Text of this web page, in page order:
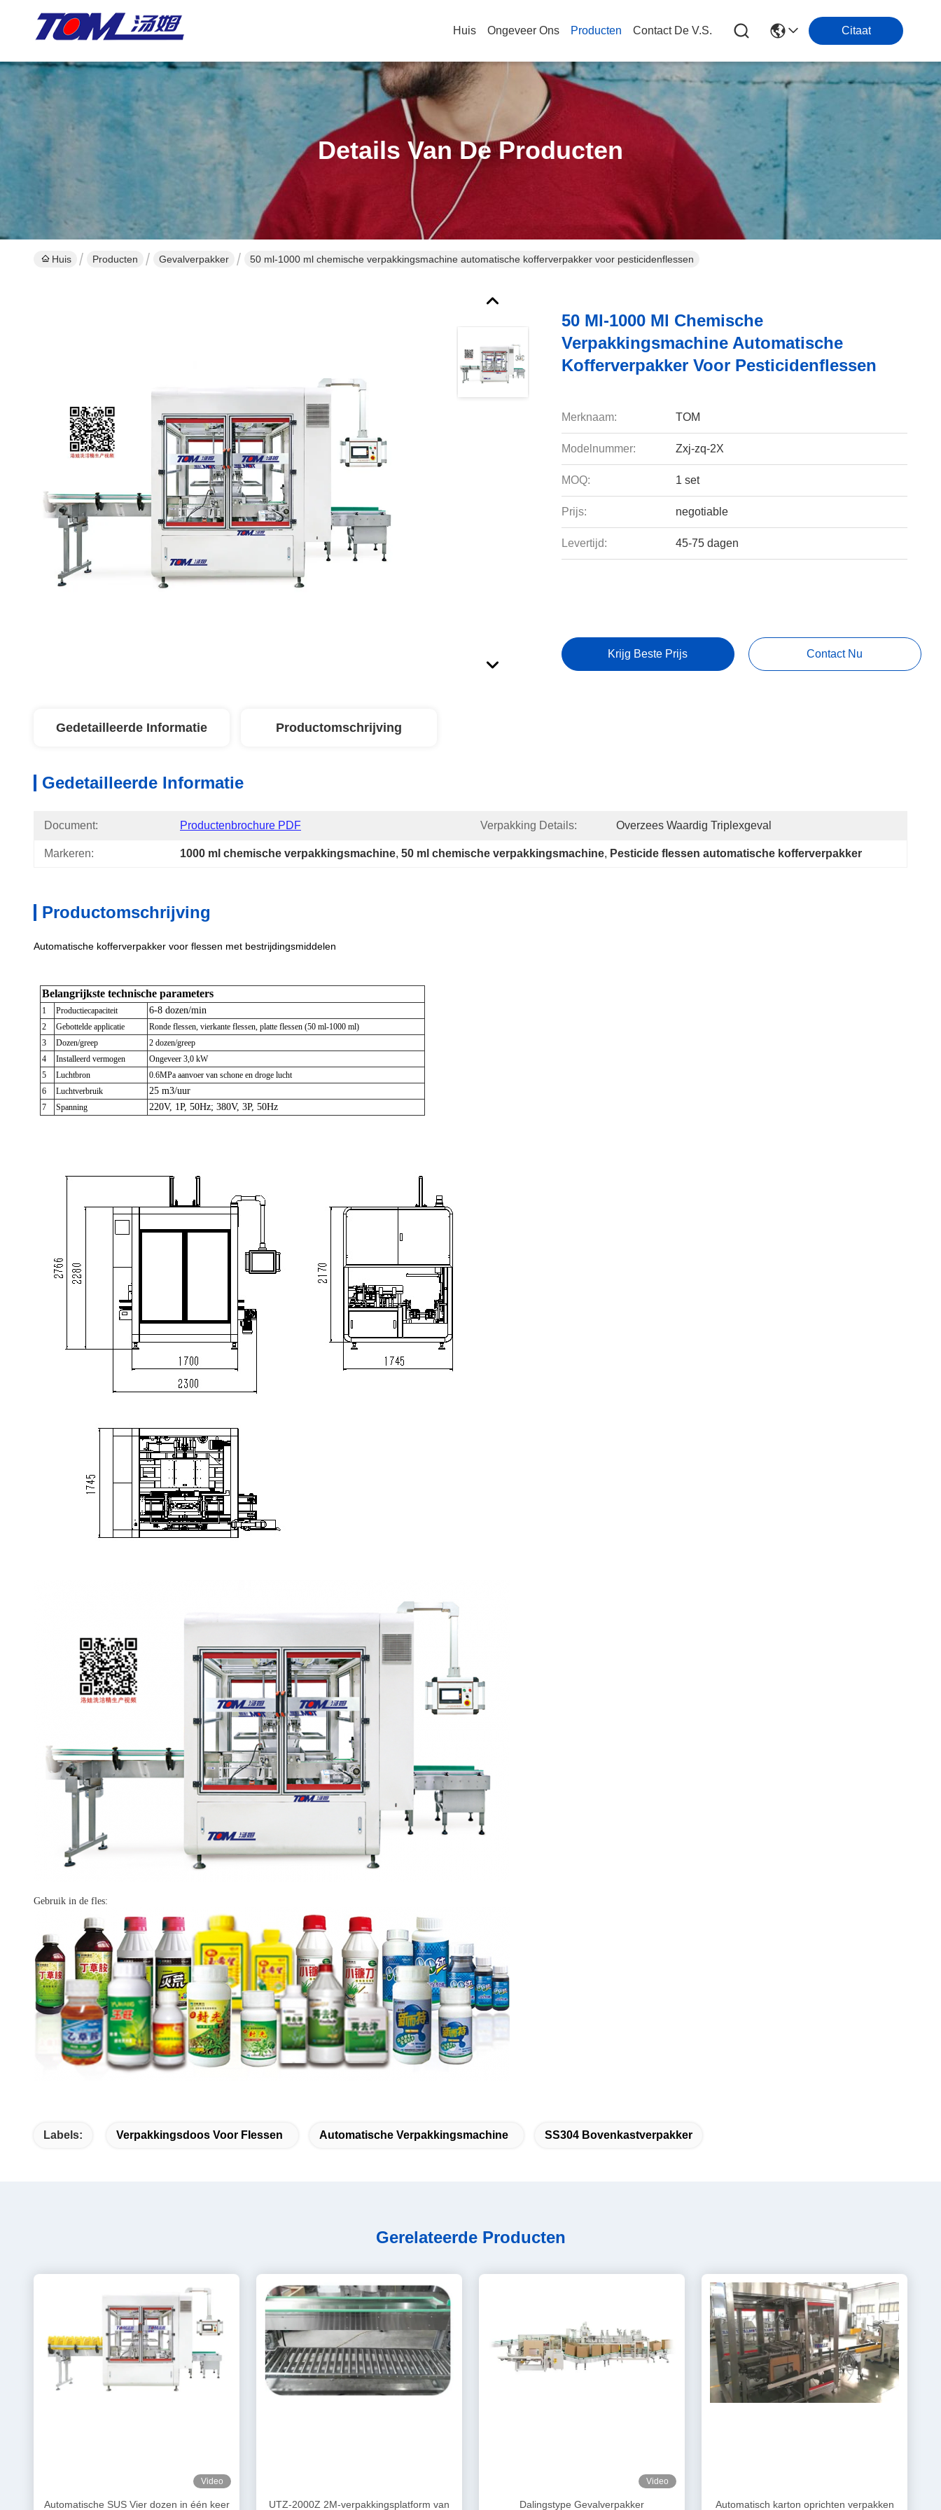
Huis Ongeveer Ons Producten Contact De V.s. Citaat
Details Van De Producten
Huis Producten Gevalverpakker 50 ml-1000 ml chemische verpakkingsmachine automatische kofferverpakker voor pesticidenflessen
50 Ml-1000 Ml Chemische
Verpakkingsmachine Automatische
Kofferverpakker Voor Pesticidenflessen
Merknaam: TOM
Modelnummer: Zxj-zq-2X
MOQ: 1 set
Prijs: negotiable
Levertijd: 45-75 dagen
Krijg Beste Prijs Contact Nu
Gedetailleerde Informatie Productomschrijving
Gedetailleerde Informatie
Document: Productenbrochure PDF Verpakking Details: Overzees Waardig Triplexgeval
Markeren: 1000 ml chemische verpakkingsmachine, 50 ml chemische verpakkingsmachine, Pesticide flessen automatische kofferverpakker
Productomschrijving
Automatische kofferverpakker voor flessen met bestrijdingsmiddelen
Belangrijkste technische parameters
1 Productiecapaciteit 6-8 dozen/min
2 Gebottelde applicatie
Ronde flessen, vierkante flessen, platte flessen (50 ml-1000 ml)
3
Dozen/greep
2 dozen/greep
4
Installeerd vermogen
Ongeveer 3,0 kW
5
Luchtbron
0.6MPa aanvoer van schone en droge lucht
6
Luchtverbruik 25 m3/uur
7 Spanning 220V, 1P, 50Hz; 380V, 3P, 50Hz
Gebruik in de fles:
Labels: Verpakkingsdoos Voor Flessen Automatische Verpakkingsmachine SS304 Bovenkastverpakker
Gerelateerde Producten
Video
Automatische SUS Vier dozen in één keer UTZ-2000Z 2M-verpakkingsplatform van
Video
Dalingstype Gevalverpakker Automatisch karton oprichten verpakken